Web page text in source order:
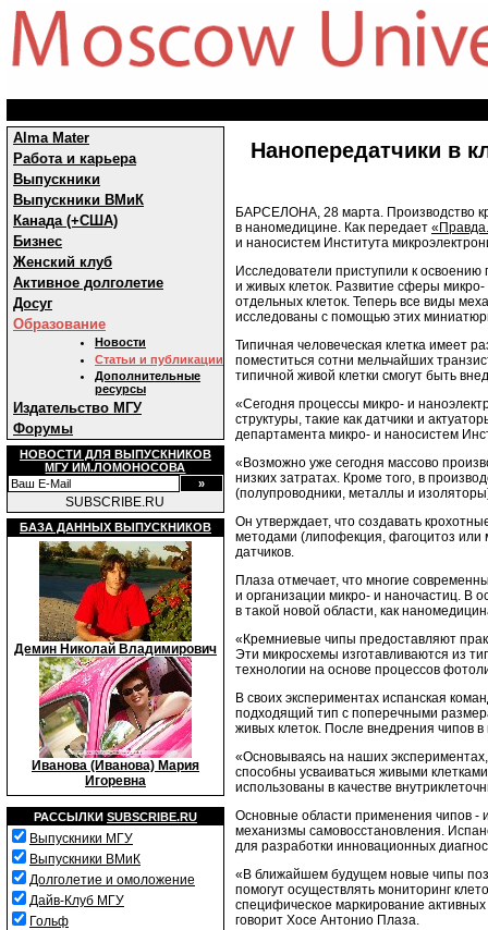
Alma Mater
Работа и карьера
Выпускники
Выпускники ВМиК
Канада (+США)
Бизнес
Женский клуб
Активное долголетие
Досуг
Образование
Новости
Статьи и публикации
Дополнительные
ресурсы
Издательство МГУ
Форумы
НОВОСТИ ДЛЯ ВЫПУСКНИКОВ
МГУ ИМ.ЛОМОНОСОВА
SUBSCRIBE.RU
БАЗА ДАННЫХ ВЫПУСКНИКОВ
Демин Николай Владимирович
Иванова (Иванова) Мария
Игоревна
РАССЫЛКИ SUBSCRIBE.RU
Выпускники МГУ
Выпускники ВМиК
Долголетие и омоложение
Дайв-Клуб МГУ
Гольф
Нанопередатчики в
БАРСЕЛОНА, 28 марта. Производство
в наномедицине. Как передает
и наносистем Института
Исследователи приступили к освоению
и живых клеток. Развитие сферы
отдельных клеток. Теперь все виды
исследованы с помощью этих
Типичная человеческая клетка имеет
поместиться сотни мельчайших
типичной живой клетки смогут быть
«Сегодня процессы микро- и
структуры, такие как датчики и
департамента микро- и наносистем
«Возможно уже сегодня массово
низких затратах. Кроме того, в
(полупроводники, металлы и
Он утверждает, что создавать
методами (липофекция, фагоцитоз или
датчиков.
Плаза отмечает, что многие
и организации микро- и наночастиц. В
в такой новой области, как
«Кремниевые чипы предоставляют
Эти микросхемы изготавливаются из
технологии на основе процессов
В своих экспериментах испанская
подходящий тип с поперечными
живых клеток. После внедрения чипов
«Основываясь на наших
способны усваиваться живыми
использованы в качестве
Основные области применения чипов -
механизмы самовосстановления.
для разработки инновационных
«В ближайшем будущем новые чипы
помогут осуществлять мониторинг
специфическое маркирование
говорит Хосе Антонио Плаза.